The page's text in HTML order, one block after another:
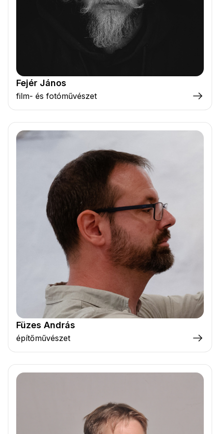
Fejér János
film- és fotóművészet
Füzes András
építőművészet